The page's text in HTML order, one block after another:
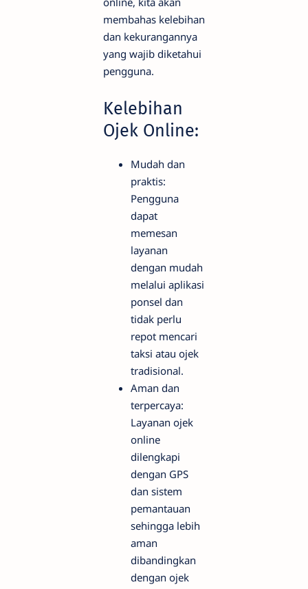
membahas kelebihan
dan kekurangannya
yang wajib diketahui
pengguna.
Kelebihan
Ojek Online:
Mudah dan
praktis:
Pengguna
dapat
memesan
layanan
dengan mudah
melalui aplikasi
ponsel dan
tidak perlu
repot mencari
taksi atau ojek
tradisional.
Aman dan
terpercaya:
Layanan ojek
online
dilengkapi
dengan GPS
dan sistem
pemantauan
sehingga lebih
aman
dibandingkan
dengan ojek